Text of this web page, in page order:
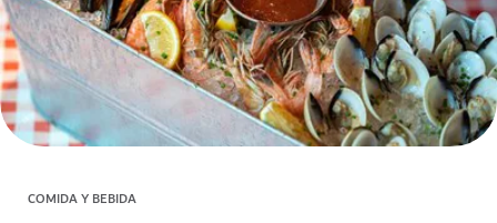
COMIDA Y BEBIDA